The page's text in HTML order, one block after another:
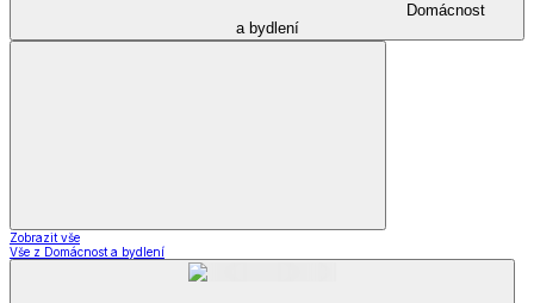
Domácnost
a bydlení
Zobrazit vše
Vše z Domácnost a bydlení